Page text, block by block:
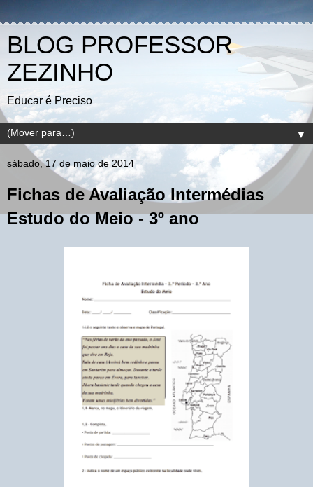
BLOG PROFESSOR
ZEZINHO
Educar é Preciso
▼
sábado, 17 de maio de 2014
Fichas de Avaliação Intermédias
Estudo do Meio - 3º ano